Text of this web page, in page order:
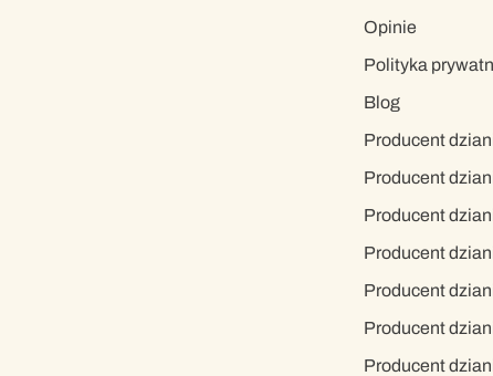
Opinie
Polityka
Blog
Producent
Producent
Producent
Producent
Producent
Producent
Producent